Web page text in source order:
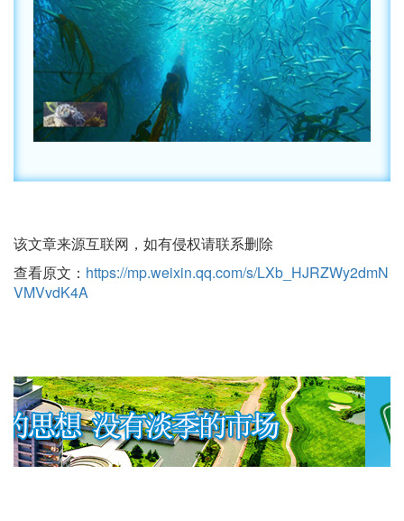
该文章来源互联网，如有侵权请联系删除
查看原文： https://mp.weixin.qq.com/s/LXb_HJRZWy2dmN
VMVvdK4A